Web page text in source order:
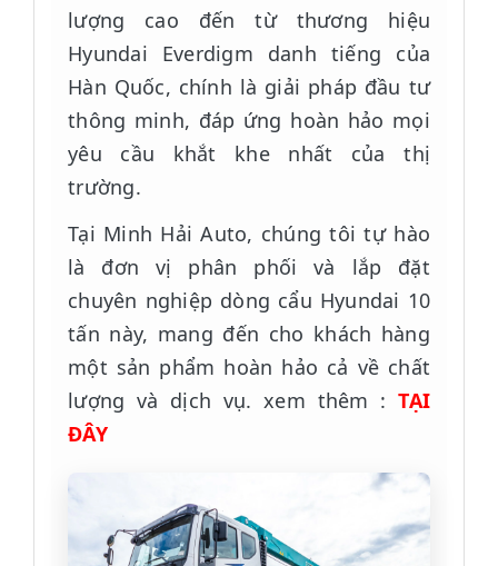
lượng cao đến từ thương hiệu
Hyundai Everdigm danh tiếng của
Hàn Quốc, chính là giải pháp đầu tư
thông minh, đáp ứng hoàn hảo mọi
yêu cầu khắt khe nhất của thị
trường.
Tại Minh Hải Auto, chúng tôi tự hào
là đơn vị phân phối và lắp đặt
chuyên nghiệp dòng cẩu Hyundai 10
tấn này, mang đến cho khách hàng
một sản phẩm hoàn hảo cả về chất
lượng và dịch vụ. xem thêm :TẠI
ĐÂY